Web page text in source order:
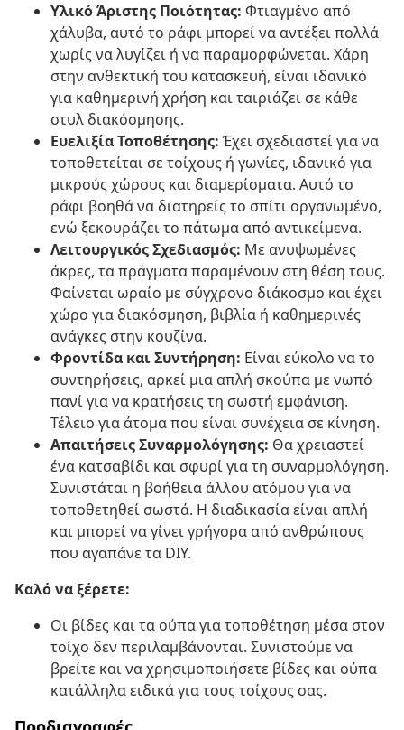
Υλικό Άριστης Ποιότητας: Φτιαγμένο από
χάλυβα, αυτό το ράφι μπορεί να αντέξει πολλά
χωρίς να λυγίζει ή να παραμορφώνεται. Χάρη
στην ανθεκτική του κατασκευή, είναι ιδανικό
για καθημερινή χρήση και ταιριάζει σε κάθε
στυλ διακόσμησης.
Ευελιξία Τοποθέτησης: Έχει σχεδιαστεί για να
τοποθετείται σε τοίχους ή γωνίες, ιδανικό για
μικρούς χώρους και διαμερίσματα. Αυτό το
ράφι βοηθά να διατηρείς το σπίτι οργανωμένο,
ενώ ξεκουράζει το πάτωμα από αντικείμενα.
Λειτουργικός Σχεδιασμός: Με ανυψωμένες
άκρες, τα πράγματα παραμένουν στη θέση τους.
Φαίνεται ωραίο με σύγχρονο διάκοσμο και έχει
χώρο για διακόσμηση, βιβλία ή καθημερινές
ανάγκες στην κουζίνα.
Φροντίδα και Συντήρηση: Είναι εύκολο να το
συντηρήσεις, αρκεί μια απλή σκούπα με νωπό
πανί για να κρατήσεις τη σωστή εμφάνιση.
Τέλειο για άτομα που είναι συνέχεια σε κίνηση.
Απαιτήσεις Συναρμολόγησης: Θα χρειαστεί
ένα κατσαβίδι και σφυρί για τη συναρμολόγηση.
Συνιστάται η βοήθεια άλλου ατόμου για να
τοποθετηθεί σωστά. Η διαδικασία είναι απλή
και μπορεί να γίνει γρήγορα από ανθρώπους
που αγαπάνε τα DIY.
Καλό να ξέρετε:
Οι βίδες και τα ούπα για τοποθέτηση μέσα στον
τοίχο δεν περιλαμβάνονται. Συνιστούμε να
βρείτε και να χρησιμοποιήσετε βίδες και ούπα
κατάλληλα ειδικά για τους τοίχους σας.